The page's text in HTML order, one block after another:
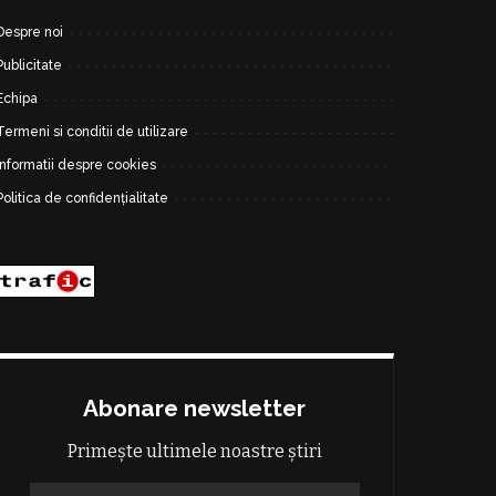
noi
si conditii de utilizare
despre cookies
de confidențialitate
Abonare newsletter
Primește ultimele noastre știri